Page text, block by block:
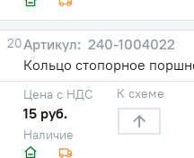
20
240-1004022
Кольцо стопорное
Наличие
Цена с НДС
15 руб.
К схеме